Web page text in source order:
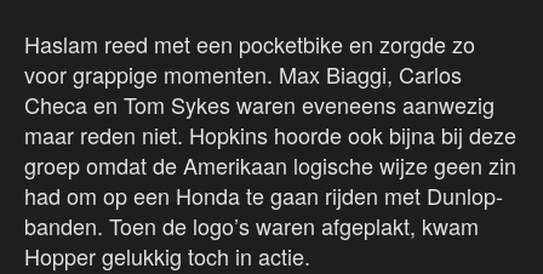
Haslam reed met een pocketbike en zorgde zo
voor grappige momenten. Max Biaggi, Carlos
Checa en Tom Sykes waren eveneens aanwezig
maar reden niet. Hopkins hoorde ook bijna bij deze
groep omdat de Amerikaan logische wijze geen zin
had om op een Honda te gaan rijden met Dunlop-
banden. Toen de logo’s waren afgeplakt, kwam
Hopper gelukkig toch in actie.